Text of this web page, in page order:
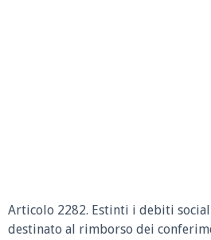
Articolo 2282. Estinti i debiti
destinato al rimborso dei